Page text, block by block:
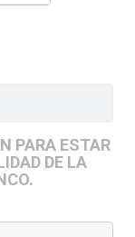
PARA ESTAR
DE LA